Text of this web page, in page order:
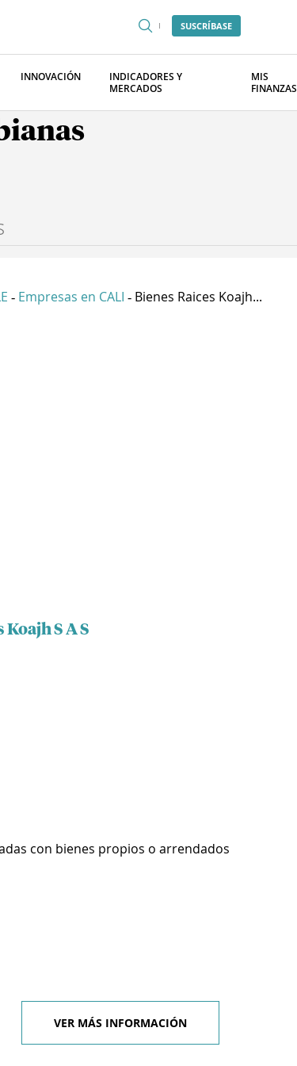
SUSCRÍBASE
INNOVACIÓN
INDICADORES Y
MERCADOS
MIS
FINANZAS
- Empresas en CALI - Bienes Raices Koajh...
S A S
con bienes propios o arrendados
VER MÁS INFORMACIÓN